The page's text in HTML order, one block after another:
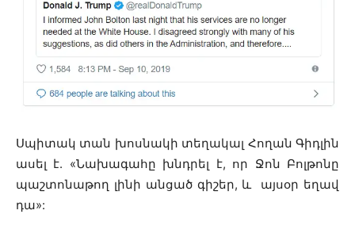
Սպիտակ տան խոսնակի տեղակալ Հողան Գիդլին
ասել է. «Նախագահը խնդրել է, որ Ջոն Բոլթոնը
պաշտոնաթող լինի անցած գիշեր, և այսօր եղավ
դա»: